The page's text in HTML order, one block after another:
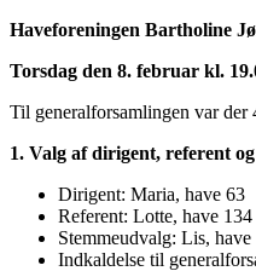
Haveforeningen Bartholine
Torsdag den 8. februar kl.
Til generalforsamlingen var der
1. Valg af dirigent, referent
Dirigent: Maria, have 63
Referent: Lotte, have 134
Stemmeudvalg: Lis,
Indkaldelse til